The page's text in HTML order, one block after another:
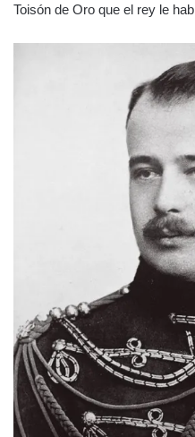
Toisón de Oro que el rey le